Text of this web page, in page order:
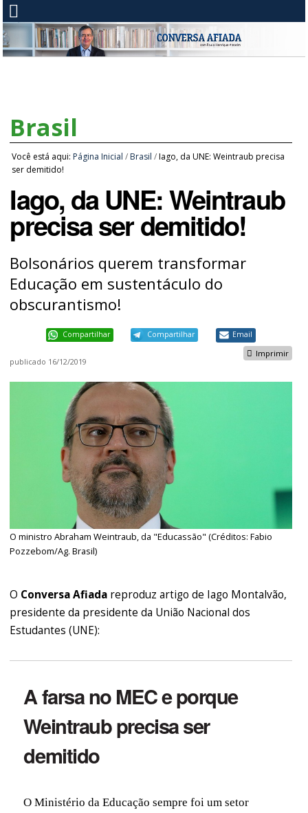
Brasil
Você está aqui: Página Inicial / Brasil /Iago, da UNE: Weintraub precisa
ser demitido!
Iago, da UNE: Weintraub
precisa ser demitido!
Bolsonários querem transformar
Educação em sustentáculo do
obscurantismo!
Compartilhar Compartilhar Email
Imprimir
publicado 16/12/2019
O ministro Abraham Weintraub, da "Educassão" (Créditos: Fabio
Pozzebom/Ag. Brasil)
O Conversa Afiada reproduz artigo de Iago Montalvão,
presidente da presidente da União Nacional dos
Estudantes (UNE):
A farsa no MEC e porque
Weintraub precisa ser
demitido
O Ministério da Educação sempre foi um setor